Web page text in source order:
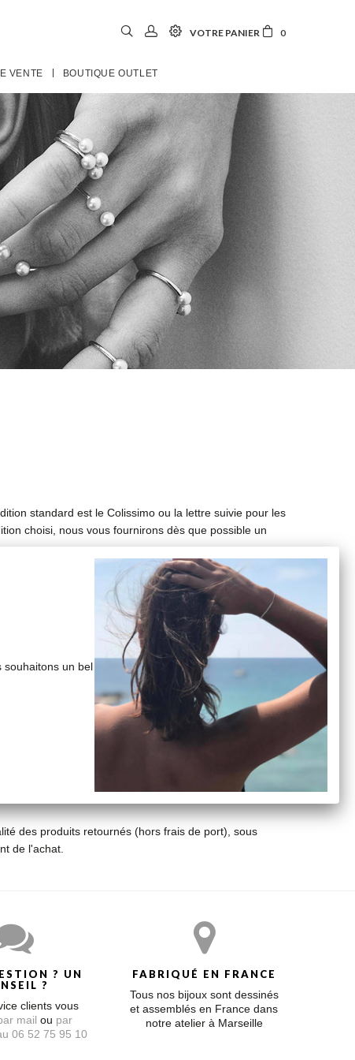
VOTRE PANIER 0
VENTE BOUTIQUE OUTLET
standard est le Colissimo ou la lettre suivie pour les
choisi, nous vous fournirons dès que possible un
varient en fonction du pays et du montant de la
d'emballer soigneusement les bijoux. Nous vous
des produits retournés (hors frais de port), sous
de l'achat.
? UN
?
clients vous
mail ou par
06 52 75 95 10
FABRIQUÉ EN FRANCE
Tous nos bijoux sont dessinés
et assemblés en France dans
notre atelier à Marseille
souhaitons un bel